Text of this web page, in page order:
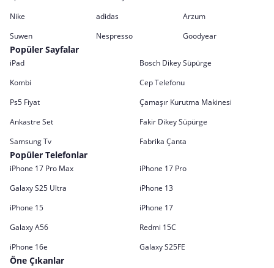
Nike
adidas
Arzum
Suwen
Nespresso Goodyear
Popüler Sayfalar
iPad
Bosch Dikey Süpürge
Kombi
Cep Telefonu
Ps5 Fiyat
Çamaşır Kurutma Makinesi
Ankastre Set
Fakir Dikey Süpürge
Samsung Tv
Fabrika Çanta
Popüler Telefonlar
iPhone 17 Pro Max
iPhone 17 Pro
Galaxy S25 Ultra
iPhone 13
iPhone 15
iPhone 17
Galaxy A56
Redmi 15C
iPhone 16e
Galaxy S25FE
Öne Çıkanlar